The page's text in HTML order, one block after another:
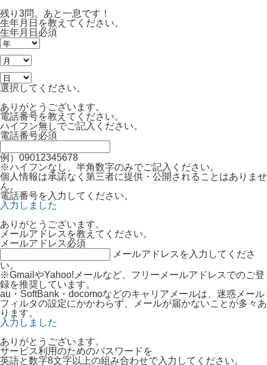
残り3問。あと一息です！
生年月日を教えてください。
生年月日 必須
選択してください。
ありがとうございます。
電話番号を教えてください。
ハイフン無しでご記入ください。
電話番号必須
例）09012345678
※ハイフンなし、半角数字のみでご記入ください。
個人情報は承諾なく第三者に提供・公開されることはありませ
ん。
電話番号を入力してください。
入力しました
ありがとうございます。
メールアドレスを教えてください。
メールアドレス必須
メールアドレスを入力してくださ
い。
※GmailやYahoo!メールなど、フリーメールアドレスでのご登
録を推奨しています。
au・SoftBank・docomoなどのキャリアメールは、迷惑メール
フィルタの設定にかかわらず、メールが届かないことが多々あ
ります。
入力しました
ありがとうございます。
サービス利用のためのパスワードを
英語と数字8文字以上の組み合わせで入力してください。